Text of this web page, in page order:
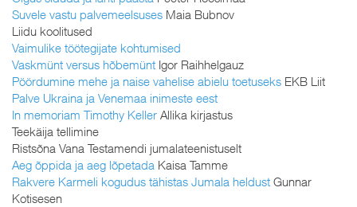
Suvele vastu palvemeelsuses Maia Bubnov
Liidu koolitused
Vaimulike töötegijate kohtumised
Vaskmünt versus hõbemünt Igor Raihhelgauz
Pöördumine mehe ja naise vahelise abielu toetuseks EKB Liit
Palve Ukraina ja Venemaa inimeste eest
In memoriam Timothy Keller Allika kirjastus
Teekäija tellimine
Ristsõna Vana Testamendi jumalateenistuselt
Aeg õppida ja aeg lõpetada Kaisa Tamme
Rakvere Karmeli kogudus tähistas Jumala heldust Gunnar
Kotisesen